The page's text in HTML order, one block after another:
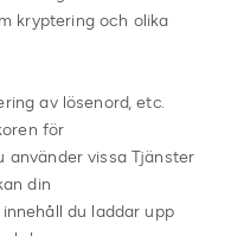
kryptering och olika
av lösenord, etc.
för
använder vissa Tjänster
din
du laddar upp